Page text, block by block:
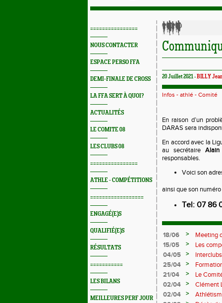
================
NOUS CONTACTER
ESPACE PERSO FFA
DEMI-FINALE DE CROSS
LA FFA SERT À QUOI?
ACTUALITÉS
LE COMITE 08
LES CLUBS 08
================
ATHLE - COMPÉTITIONS
==================
ENGAGÉ(E)S
QUALIFIÉ(E)S
RÉSULTATS
===========
LES BILANS
MEILLEURES PERF JOUR
20 Juillet 2021 -BILLY
Infos - athlé - Comité
En raison d’un
DARAS sera
En accord avec la
au secrétaireAlain
responsables.
Voici son
ainsi que son
Tel: 07 86
18/06 >
Meeting
15/05
>
Les
04/05
>
rempart
25/04 >
M372)
21/04 >
Le
02/04
>
Clément
02/04 >